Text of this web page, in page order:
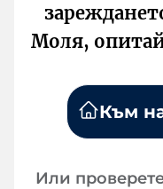
Моля,
Към
Или